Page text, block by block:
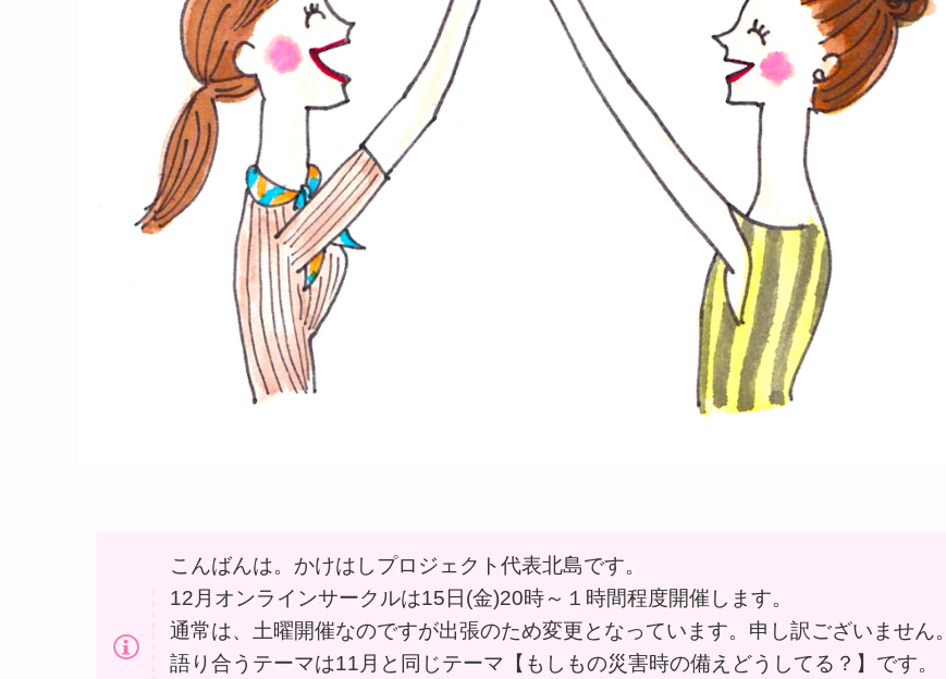
こんばんは。かけはしプロジェクト代表北島です。
12月オンラインサークルは15日(金)20時～１時間程度開催します。
通常は、土曜開催なのですが出張のため変更となっています。申し訳ございません。
語り合うテーマは11月と同じテーマ【もしもの災害時の備えどうしてる？】です。